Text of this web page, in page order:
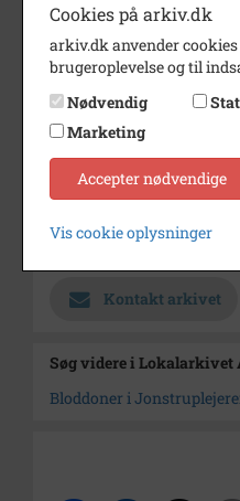
Dateringsnote
29/
Fotograf
Se på kort
Enhed
Arkiv
Kontakt arkivet
Søg videre i
Bloddoner i
Cookies på arkiv.dk
arkiv.dk anvender
brugeroplevelse og til
Nødvendig
Marketing
Accepter nødvendige
Vis cookie oplysninger